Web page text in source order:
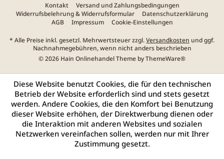
Kontakt
Versand und Zahlungsbedingungen
Widerrufsbelehrung & Widerrufsformular
Datenschutzerklärung
AGB
Impressum Cookie-Einstellungen
* Alle Preise inkl. gesetzl. Mehrwertsteuer zzgl.Versandkosten und ggf.
Nachnahmegebühren, wenn nicht anders beschrieben
© 2026 Hain Onlinehandel Theme byThemeWare®
Diese Website benutzt Cookies, die für den technischen
Betrieb der Website erforderlich sind und stets gesetzt
werden. Andere Cookies, die den Komfort bei Benutzung
dieser Website erhöhen, der Direktwerbung dienen oder
die Interaktion mit anderen Websites und sozialen
Netzwerken vereinfachen sollen, werden nur mit Ihrer
Zustimmung gesetzt.